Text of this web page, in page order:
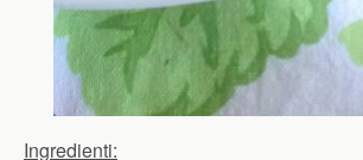
Ingredienti: